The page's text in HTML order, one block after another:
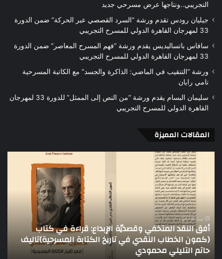
التجريبي..ونتاجها عرض مسرحي جديد
جيليان رودس تقدم ورشة “السرد القصصي عبر الحركة” ضمن الدورة
33 لمهرجان القاهرة الدولي للمسرح التجريبي
سافاس باتساليديس يقدم ورشة “فهم المسرح المعاصر” ضمن الدورة
33 لمهرجان القاهرة الدولي للمسرح التجريبي
ورشة “التنقيب في الماضي: الذاكرة والجسد” مع الكاتبة المسرحية
تامي رايان
سليمان البسام يقدم ورشة “من النص إلى الممثل” للدورة 33 لمهرجان
القاهرة الدولي للمسرح التجريبي
المقالات المميزة
«رحلة»…
مسرحية
فلسفية
معاصرة
لفنون
الأداء
منذ 6 أيام
«رحلة»… تجربة مسرحية فلسفية برؤية معاصرة لفنون الأداء